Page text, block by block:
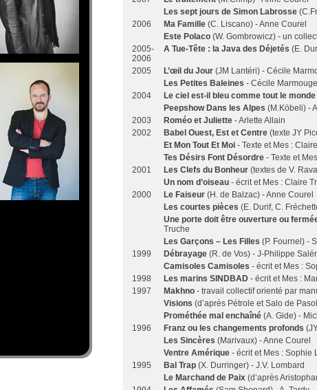
Les sept jours de Simon Labrosse
2006
Ma Famille (C. Liscano) - Anne Courel
Este Polaco (W. Gombrowicz) - un
2005-
2006
A Tue-Tête : la Java des Déjetés (E.
2005 L’œil du Jour (JM Lantéri) - Cécile
Les Petites Baleines - Cécile
2004
Le ciel est-il bleu comme tout le
Peepshow Dans les Alpes (M.Köbeli) -
2003
Roméo et Juliette - Arlette Allain
2002
Babel Ouest, Est et Centre (texte JY
Et Mon Tout Et Moi - Texte et Mes :
Tes Désirs Font Désordre - Texte et
2001
Les Clefs du Bonheur (textes de V.
Un nom d’oiseau - écrit et Mes : Claire
2000
Le Faiseur (H. de Balzac) - Anne Courel
Les courtes pièces (E. Durif, C.
Une porte doit être ouverture ou
Truche
Les Garçons – Les Filles (P. Fournel) -
1999
Débrayage (R. de Vos) - J-Philippe
Camisoles Camisoles - écrit et Mes :
1998
Les marins SINDBAD - écrit et Mes :
1997
Makhno - travail collectif orienté par
Visions (d’après Pétrole et Salo de
Prométhée mal enchaîné (A. Gide) -
1996
Franz ou les changements profonds
Les Sincères (Marivaux) - Anne Courel
Ventre Amérique - écrit et Mes : Sophie
1995
Bal Trap (X. Durringer) - J.V. Lombard
Le Marchand de Paix (d’après